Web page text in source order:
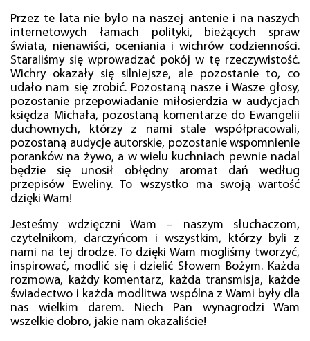
Przez te lata nie było na naszej antenie i na naszych
internetowych łamach polityki, bieżących spraw
świata, nienawiści, oceniania i wichrów codzienności.
Staraliśmy się wprowadzać pokój w tę rzeczywistość.
Wichry okazały się silniejsze, ale pozostanie to, co
udało nam się zrobić. Pozostaną nasze i Wasze głosy,
pozostanie przepowiadanie miłosierdzia w audycjach
księdza Michała, pozostaną komentarze do Ewangelii
duchownych, którzy z nami stale współpracowali,
pozostaną audycje autorskie, pozostanie wspomnienie
poranków na żywo, a w wielu kuchniach pewnie nadal
będzie się unosił obłędny aromat dań według
przepisów Eweliny. To wszystko ma swoją wartość
dzięki Wam!
Jesteśmy wdzięczni Wam – naszym słuchaczom,
czytelnikom, darczyńcom i wszystkim, którzy byli z
nami na tej drodze. To dzięki Wam mogliśmy tworzyć,
inspirować, modlić się i dzielić Słowem Bożym. Każda
rozmowa, każdy komentarz, każda transmisja, każde
świadectwo i każda modlitwa wspólna z Wami były dla
nas wielkim darem. Niech Pan wynagrodzi Wam
wszelkie dobro, jakie nam okazaliście!